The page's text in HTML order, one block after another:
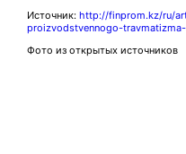
Источник: http://finprom.kz/ru/
proizvodstvennogo-
Фото из открытых источников